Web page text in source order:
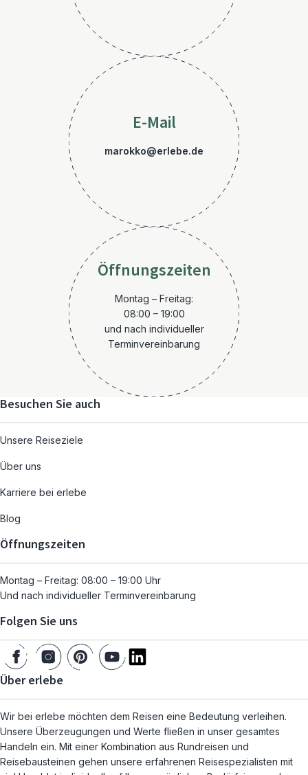
E-Mail
marokko@erlebe.de
Öffnungszeiten
Montag – Freitag:
08:00 – 19:00
und nach individueller
Terminvereinbarung
Besuchen Sie auch
Unsere Reiseziele
Über uns
Karriere bei erlebe
Blog
Öffnungszeiten
Montag – Freitag: 08:00 – 19:00 Uhr
Und nach individueller Terminvereinbarung
Folgen Sie uns
Über erlebe
Wir bei erlebe möchten dem Reisen eine Bedeutung verleihen.
Unsere Überzeugungen und Werte fließen in unser gesamtes
Handeln ein. Mit einer Kombination aus Rundreisen und
Reisebausteinen gehen unsere erfahrenen Reisespezialisten mit